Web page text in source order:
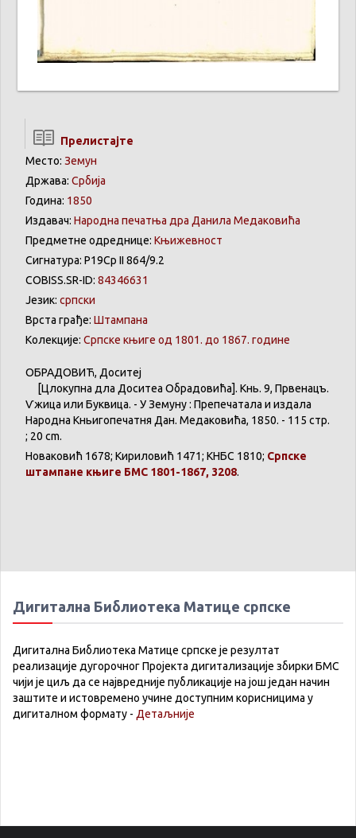
Прелистајте
Место: Земун
Држава: Србија
Година: 1850
Издавач: Народна печатња дра Данила Медаковића
Предметне одреднице: Књижевност
Сигнатура: Р19Ср II 864/9.2
COBISS.SR-ID: 84346631
Језик: српски
Врста грађе: Штампана
Колекције: Српске књиге од 1801. до 1867. године
ОБРАДОВИЋ, Доситеј
[Цѣлокупна дѣла Доситеа Обрадовића]. Кнь. 9, Првенацъ.
Ѵжица или Буквица. - У Земуну : Препечатала и издала
Народна Кньигопечатня Дан. Медаковића, 1850. - 115 стр.
; 20 cm.
Новаковић 1678; Кириловић 1471; КНБС 1810; Српске
штампане књиге БМС 1801-1867, 3208.
Дигитална Библиотека Матице српске
Дигитална Библиотека Матице српске је резултат
реализације дугорочног Пројекта дигитализације збирки БМС
чији је циљ да се највредније публикације на још један начин
заштите и истовремено учине доступним корисницима у
дигиталном формату - Детаљније